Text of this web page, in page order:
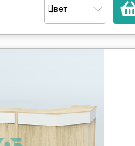
Цвет